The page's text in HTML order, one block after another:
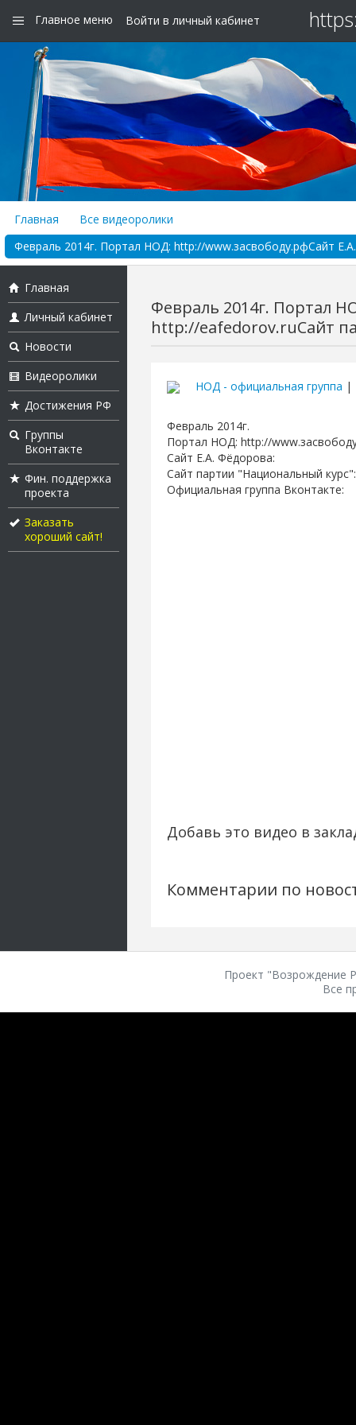
Главное меню Войти в личный кабинет
Главная
Все видеоролики
Февраль 2014г. Портал НОД: http://www.засвободу.рфСайт
Главная
Личный кабинет
Новости
Видеоролики
Достижения РФ
Группы
Вконтакте
Фин. поддержка
проекта
Заказать
хороший сайт!
Февраль 2014г. Портал
http://eafedorov.ruСайт
НОД - официальная группа |
Февраль 2014г.
Портал НОД: http://
Сайт Е.А. Фёдорова:
Сайт партии "Национальный
Официальная группа Вконтакте:
Добавь это видео в
Комментарии по
Проект "Возрождение
Все